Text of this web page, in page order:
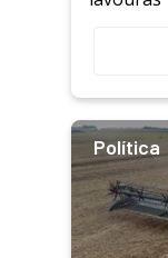
Política